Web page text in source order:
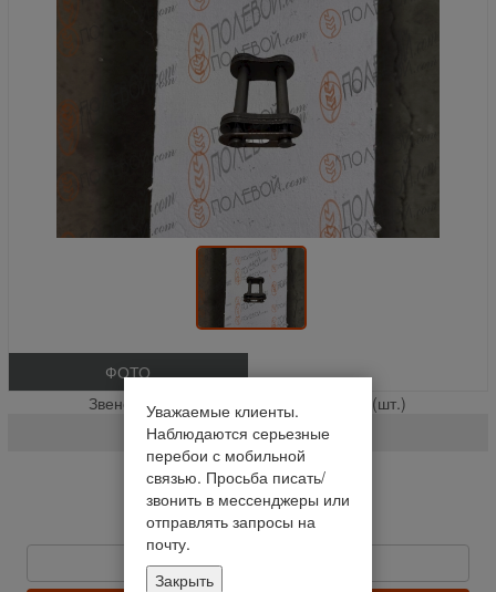
ФОТО
Звено соединительное ГОСТ 13568 % (шт.)
С-2ПР-25.4-114
На складе
Отправим сегодня до 14:00
70 руб
Быстрый заказ
Уважаемые клиенты.
Наблюдаются серьезные
перебои с мобильной
связью. Просьба писать/
звонить в мессенджеры или
отправлять запросы на
почту.
Закрыть